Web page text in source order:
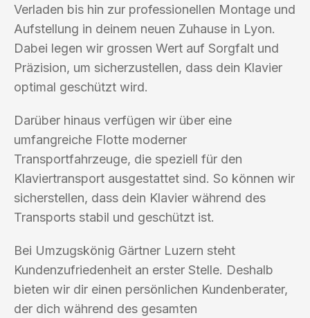
Verladen bis hin zur professionellen Montage und
Aufstellung in deinem neuen Zuhause in Lyon.
Dabei legen wir grossen Wert auf Sorgfalt und
Präzision, um sicherzustellen, dass dein Klavier
optimal geschützt wird.
Darüber hinaus verfügen wir über eine
umfangreiche Flotte moderner
Transportfahrzeuge, die speziell für den
Klaviertransport ausgestattet sind. So können wir
sicherstellen, dass dein Klavier während des
Transports stabil und geschützt ist.
Bei Umzugskönig Gärtner Luzern steht
Kundenzufriedenheit an erster Stelle. Deshalb
bieten wir dir einen persönlichen Kundenberater,
der dich während des gesamten